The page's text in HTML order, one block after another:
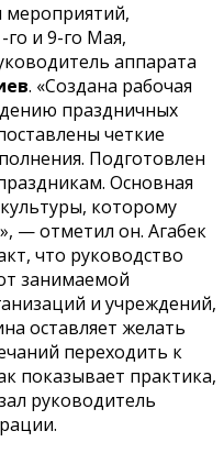
мероприятий,
и 9-го Мая,
аппарата
. «Создана рабочая
праздничных
четкие
Подготовлен
Основная
которому
— отметил он. Агабек
что руководство
занимаемой
и учреждений,
оставляет желать
переходить к
показывает практика,
руководитель